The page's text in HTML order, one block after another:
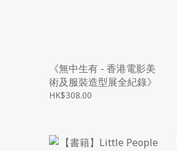
《無中生有 - 香港電影美
術及服裝造型展全紀錄》
HK$308.00